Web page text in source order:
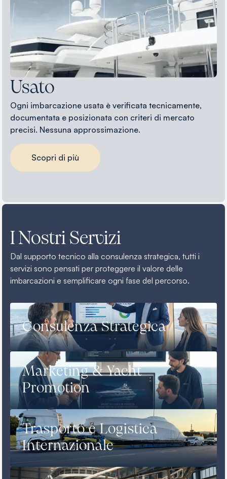
Usato
Ogni imbarcazione usata è verificata tecnicamente,
documentata e posizionata con criteri di mercato
precisi. Nessuna approssimazione.
Scopri di più
I Nostri Servizi
Dal supporto tecnico alla consulenza strategica, tutti i
servizi sono pensati per proteggere il valore delle
imbarcazioni e semplificare ogni fase del percorso.
Consulenza Strategica
Marketing & Yacht
Promotion
Trasporto e Logistica
Internazionale